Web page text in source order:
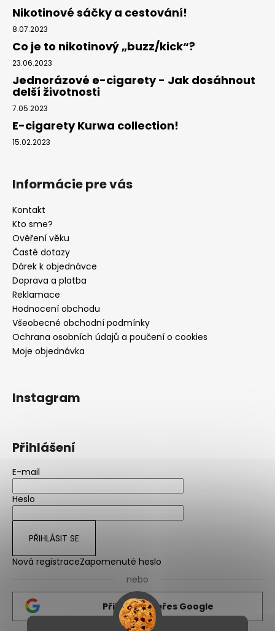
Nikotinové sáčky a cestování!
8.07.2023
Co je to nikotinový „buzz/kick“?
23.06.2023
Jednorázové e-cigarety - Jak dosáhnout
delší životnosti
7.05.2023
E-cigarety Kurwa collection!
15.02.2023
Informácie pre vás
Kontakt
Kto sme?
Ověření věku
Časté dotazy
Dárek k objednávce
Doprava a platba
Reklamace
Hodnocení obchodu
Všeobecné obchodní podmínky
Ochrana osobních údajů a poučení o cookies
Moje objednávka
Instagram
Přihlášení
E-mail
Heslo
PŘIHLÁSIT SE
Nová registraceZapomenuté heslo
nebo
Přihlásit se přes Google